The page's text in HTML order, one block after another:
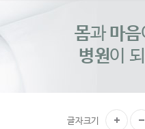
몸과 마음
병원이
글자크기